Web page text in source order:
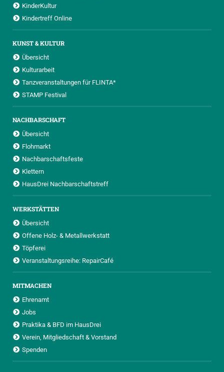
KinderKultur
Kindertreff Online
KUNST & KULTUR
Übersicht
Kulturarbeit
Tanzveranstaltungen für FLINTA*
STAMP Festival
NACHBARSCHAFT
Übersicht
Flohmarkt
Nachbarschaftsfeste
Klettern
HausDrei Nachbarschaftstreff
WERKSTÄTTEN
Übersicht
Offene Holz- & Metallwerkstatt
Töpferei
Veranstaltungsreihe: RepairCafé
MITMACHEN
Ehrenamt
Jobs
Praktika & BFD im HausDrei
Verein, Mitgliedschaft & Vorstand
Spenden